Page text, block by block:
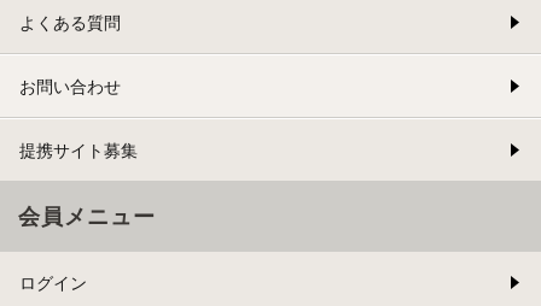
よくある質問
お問い合わせ
提携サイト募集
会員メニュー
ログイン